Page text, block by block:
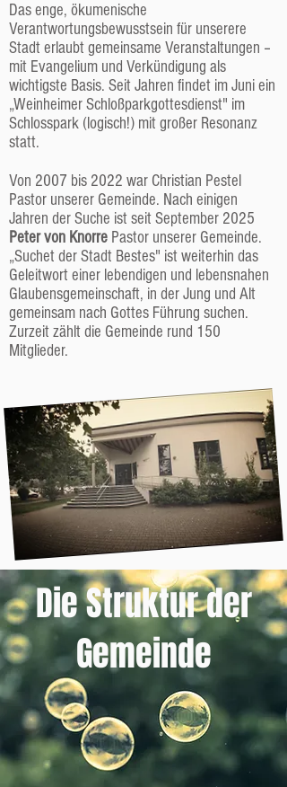
Das enge, ökumenische
Verantwortungsbewusstsein für unserere
Stadt erlaubt gemeinsame Veranstaltungen –
mit Evangelium und Verkündigung als
wichtigste Basis. Seit Jahren findet im Juni ein
„Weinheimer Schloßparkgottesdienst" im
Schlosspark (logisch!) mit großer Resonanz
statt.
Von 2007 bis 2022 war Christian Pestel
Pastor unserer Gemeinde. Nach einigen
Jahren der Suche ist seit September 2025
Peter von Knorre Pastor unserer Gemeinde.
„Suchet der Stadt Bestes" ist weiterhin das
Geleitwort einer lebendigen und lebensnahen
Glaubensgemeinschaft, in der Jung und Alt
gemeinsam nach Gottes Führung suchen.
Zurzeit zählt die Gemeinde rund 150
Mitglieder.
Die Struktur der
Gemeinde